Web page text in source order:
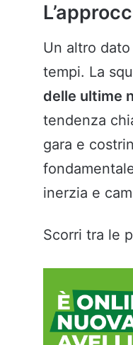
Un altro
tempi. La
delle ultime
tendenza
gara e
inerzia e
Scorri tra le